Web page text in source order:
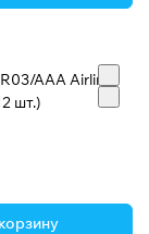
AAA Airline
шт.)